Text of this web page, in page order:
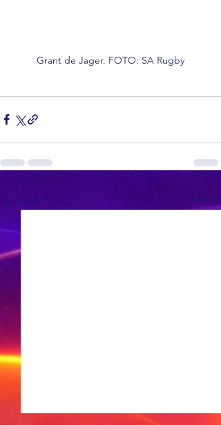
Grant de Jager. FOTO: SA Rugby
Recent Posts See All